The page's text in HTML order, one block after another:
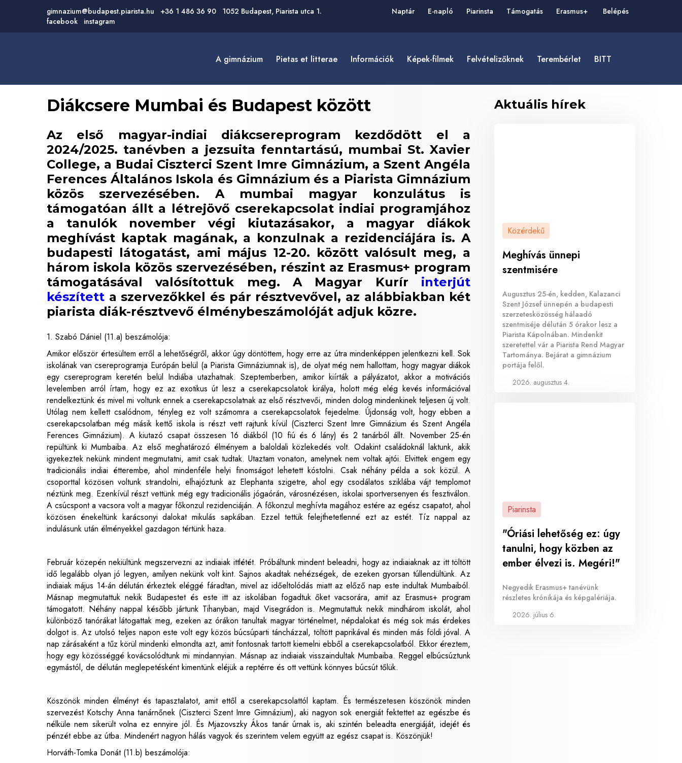
gimnazium@budapest.piarista.hu +36 1 486 36 90
1052 Budapest, Piarista utca 1.
facebook
instagram
Naptár E-napló Piarinsta Támogatás Erasmus+ Belépés
a gimnázium pietas et litterae információk képek-filmek felvételizőknek Terembérlet BITT
Diákcsere Mumbai és Budapest között
Az első magyar-indiai diákcsereprogram kezdődött el a
2024/2025. tanévben a jezsuita fenntartású, mumbai St. Xavier
College, a Budai Ciszterci Szent Imre Gimnázium, a Szent Angéla
Ferences Általános Iskola és Gimnázium és a Piarista Gimnázium
közös szervezésében. A mumbai magyar konzulátus is
támogatóan állt a létrejövő cserekapcsolat indiai programjához
a tanulók november végi kiutazásakor, a magyar diákok
meghívást kaptak magának, a konzulnak a rezidenciájára is. A
budapesti látogatást, ami május 12-20. között valósult meg, a
három iskola közös szervezésében, részint az Erasmus+ program
támogatásával valósítottuk meg. A Magyar Kurír interjút
készített a szervezőkkel és pár résztvevővel, az alábbiakban két
piarista diák-résztvevő élménybeszámolóját adjuk közre.
1. Szabó Dániel (11.a) beszámolója:
Amikor először értesültem erről a lehetőségről, akkor úgy döntöttem, hogy erre az útra mindenképpen jelentkezni kell. Sok
iskolának van csereprogramja Európán belül (a Piarista Gimnáziumnak is), de olyat még nem hallottam, hogy magyar diákok
egy csereprogram keretén belül Indiába utazhatnak. Szeptemberben, amikor kiírták a pályázatot, akkor a motivációs
levelemben arról írtam, hogy ez az exotikus út lesz a cserekapcsolatok királya, holott még elég kevés információval
rendelkeztünk és mivel mi voltunk ennek a cserekapcsolatnak az első résztvevői, minden dolog mindenkinek teljesen új volt.
Utólag nem kellett csalódnom, tényleg ez volt számomra a cserekapcsolatok fejedelme. Újdonság volt, hogy ebben a
cserekapcsolatban még másik kettő iskola is részt vett rajtunk kívül (Ciszterci Szent Imre Gimnázium és Szent Angéla
Ferences Gimnázium). A kiutazó csapat összesen 16 diákból (10 fiú és 6 lány) és 2 tanárból állt. November 25-én
repültünk ki Mumbaiba. Az első meghatározó élményem a baloldali közlekedés volt. Odakint családoknál laktunk, akik
igyekeztek nekünk mindent megmutatni, amit csak tudtak. Utaztam vonaton, amelynek nem voltak ajtói. Elvittek engem egy
tradicionális indiai étterembe, ahol mindenféle helyi finomságot lehetett kóstolni. Csak néhány példa a sok közül. A
csoporttal közösen voltunk strandolni, elhajóztunk az Elephanta szigetre, ahol egy csodálatos sziklába vájt templomot
néztünk meg. Ezenkívül részt vettünk még egy tradicionális jógaórán, városnézésen, iskolai sportversenyen és fesztiválon.
A csúcspont a vacsora volt a magyar főkonzul rezidenciáján. A főkonzul meghívta magához estére az egész csapatot, ahol
közösen énekeltünk karácsonyi dalokat mikulás sapkában. Ezzel tettük felejthetetlenné ezt az estét. Tíz nappal az
indulásunk után élményekkel gazdagon tértünk haza.
Február közepén nekiültünk megszervezni az indiaiak ittlétét. Próbáltunk mindent beleadni, hogy az indiaiaknak az itt töltött
idő legalább olyan jó legyen, amilyen nekünk volt kint. Sajnos akadtak nehézségek, de ezeken gyorsan túllendültünk. Az
indiaiak május 14-án délután érkeztek eléggé fáradtan, mivel az időeltolódás miatt az előző nap este indultak Mumbaiból.
Másnap megmutattuk nekik Budapestet és este itt az iskolában fogadtuk őket vacsorára, amit az Erasmus+ program
támogatott. Néhány nappal később jártunk Tihanyban, majd Visegrádon is. Megmutattuk nekik mindhárom iskolát, ahol
különböző tanórákat látogattak meg, ezeken az órákon tanultak magyar történelmet, népdalokat és még sok más érdekes
dolgot is. Az utolsó teljes napon este volt egy közös búcsúparti táncházzal, töltött paprikával és minden más földi jóval. A
nap zárásaként a tűz körül mindenki elmondta azt, amit fontosnak tartott kiemelni ebből a cserekapcsolatból. Ekkor éreztem,
hogy egy közösséggé kovácsolódtunk mi mindannyian. Másnap az indiaiak visszaindultak Mumbaiba. Reggel elbúcsúztunk
egymástól, de délután meglepetésként kimentünk eléjük a reptérre és ott vettünk könnyes búcsút tőlük.
Köszönök minden élményt és tapasztalatot, amit ettől a cserekapcsolattól kaptam. És természetesen köszönök minden
szervezést Kotschy Anna tanárnőnek (Ciszterci Szent Imre Gimnázium), aki nagyon sok energiát fektettet az egészbe és
nélküle nem sikerült volna ez ennyire jól. És Mjazovszky Ákos tanár úrnak is, aki szintén beleadta energiáját, idejét és
pénzét ebbe az útba. Mindenért nagyon hálás vagyok és szerintem velem együtt az egész csapat is. Köszönjük!
Horváth-Tomka Donát (11.b) beszámolója:
Aktuális hírek
Közérdekű
Meghívás ünnepi
szentmisére
Augusztus 25-én, kedden, Kalazanci
Szent József ünnepén a budapesti
szerzetesközösség hálaadó
szentmiséje délután 5 órakor lesz a
Piarista Kápolnában. Mindenkit
szeretettel vár a Piarista Rend Magyar
Tartománya. Bejárat a gimnázium
portája felől.
2026. augusztus 4.
Piarinsta
"Óriási lehetőség ez: úgy
tanulni, hogy közben az
ember élvezi is. Megéri!"
Negyedik Erasmus+ tanévünk
részletes krónikája és képgalériája.
2026. július 6.